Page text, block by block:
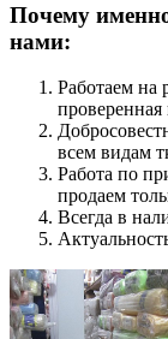
Почему
нами:
Работаем на
всем видам
Работа по
продаем
Всегда в